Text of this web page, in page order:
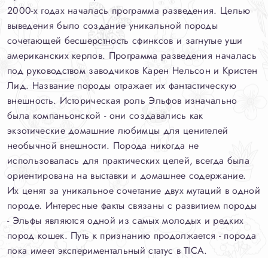
2000-х годах началась программа разведения. Целью
выведения было создание уникальной породы
сочетающей бесшерстность сфинксов и загнутые уши
американских керлов. Программа разведения началась
под руководством заводчиков Карен Нельсон и Кристен
Лид. Название породы отражает их фантастическую
внешность. Историческая роль Эльфов изначально
была компаньонской - они создавались как
экзотические домашние любимцы для ценителей
необычной внешности. Порода никогда не
использовалась для практических целей, всегда была
ориентирована на выставки и домашнее содержание.
Их ценят за уникальное сочетание двух мутаций в одной
породе. Интересные факты связаны с развитием породы
- Эльфы являются одной из самых молодых и редких
пород кошек. Путь к признанию продолжается - порода
пока имеет экспериментальный статус в TICA.